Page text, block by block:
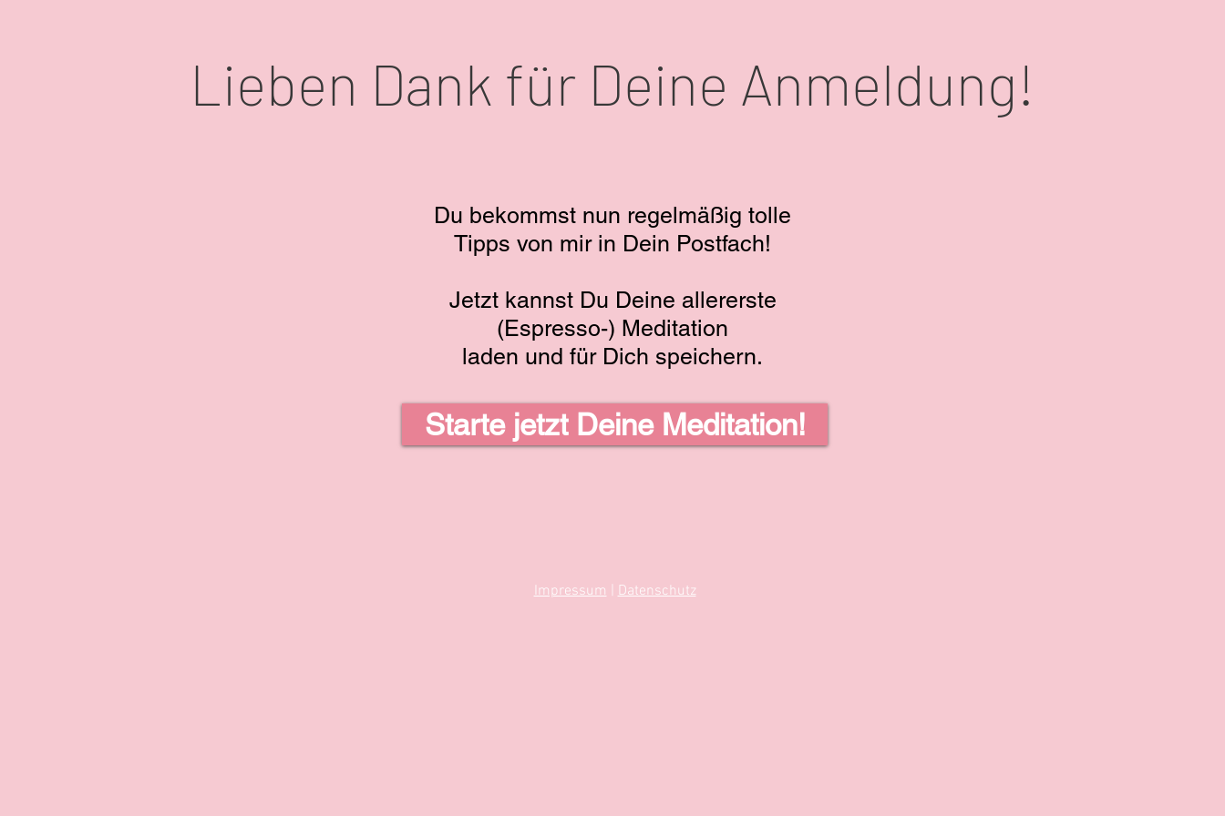
Lieben Dank für Deine Anmeldung!
Du bekommst nun regelmäßig tolle
Tipps von mir in Dein Postfach!
Jetzt kannst Du Deine allererste
(Espresso-) Meditation
laden und für Dich speichern.
Starte jetzt Deine Meditation!
Impressum|Datenschutz